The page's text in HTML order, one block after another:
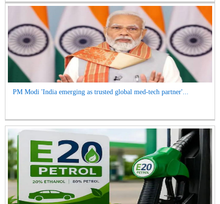
PM Modi 'India emerging as trusted global med-tech partner'...